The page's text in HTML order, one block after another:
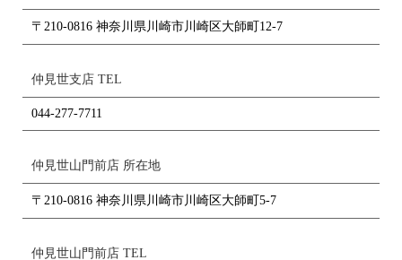
〒210-0816 神奈川県川崎市川崎区大師町12-7
仲見世支店 TEL
044-277-7711
仲見世山門前店 所在地
〒210-0816 神奈川県川崎市川崎区大師町5-7
仲見世山門前店 TEL